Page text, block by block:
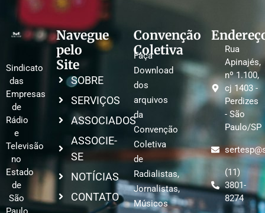
Sindicato
das
Empresas
de
Rádio
e
Televisão
no
Estado
de
São
Navegue
pelo
Site
SOBRE
SERVIÇOS
ASSOCIADOS
ASSOCIE-
SE
NOTÍCIAS
CONTATO
Convenção
Coletiva
Faça
Download
dos
arquivos
da
Convenção
Coletiva
de
Radialistas,
Jornalistas,
Músicos
Rua
Apinajés,
nº 1.100,
cj 1403 -
Perdizes
- São
Paulo/SP
(11)
3801-
8274